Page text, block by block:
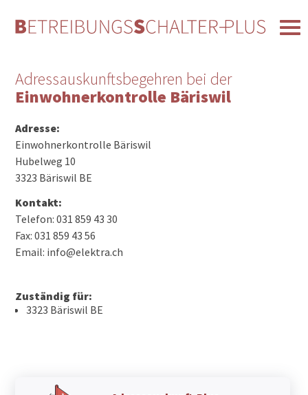
Adressauskunftsbegehren bei der
Einwohnerkontrolle Bäriswil
Adresse:
Einwohnerkontrolle Bäriswil
Hubelweg 10
3323 Bäriswil BE
Kontakt:
Telefon: 031 859 43 30
Fax: 031 859 43 56
Email: info@elektra.ch
Zuständig für:
3323 Bäriswil BE